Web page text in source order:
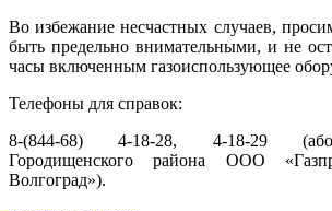
Во избежание несчастных случаев,
быть предельно внимательными, и не
часы включенным газоиспользующее
Телефоны для справок:
8-(844-68) 4-18-28, 4-18-29
Городищенского района ООО
Волгоград»).